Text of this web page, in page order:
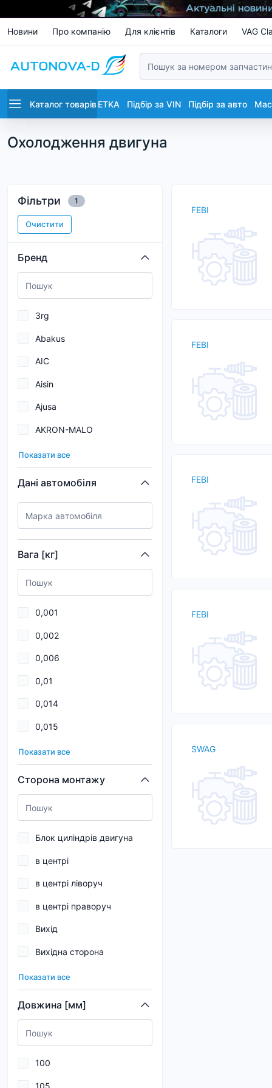
Новини Про компанію Для клієнтів Каталоги VAG
Каталог товарівETKA Підбір за VIN Підбір за авто
Охолодження двигуна
Фільтри 1
Очистити
Бренд
3rg
Abakus
AIC
Aisin
Ajusa
AKRON-MALO
Alfa e-Parts
ASHIKA
AUGER
AVA
BGA
birth
Blue Print
BOGAP
BORG&BECK
BORSEHUNG
BOSCH
Показати все
Дані автомобіля
Вага [кг]
0,001
0,002
0,006
0,01
0,014
0,015
0,019
0,025
0,028
0,03
0,032
0,035
0,038
0,04
0,044
0,05
0,051
Показати все
Сторона монтажу
Блок циліндрів двигуна
в центрі
в центрі ліворуч
в центрі праворуч
Вихід
Вихідна сторона
Водяний насос
Впускний колектор
Від паливного насоса до
Показати все
Довжина [мм]
100
105
FEBI
FEBI
FEBI
FEBI
SWAG